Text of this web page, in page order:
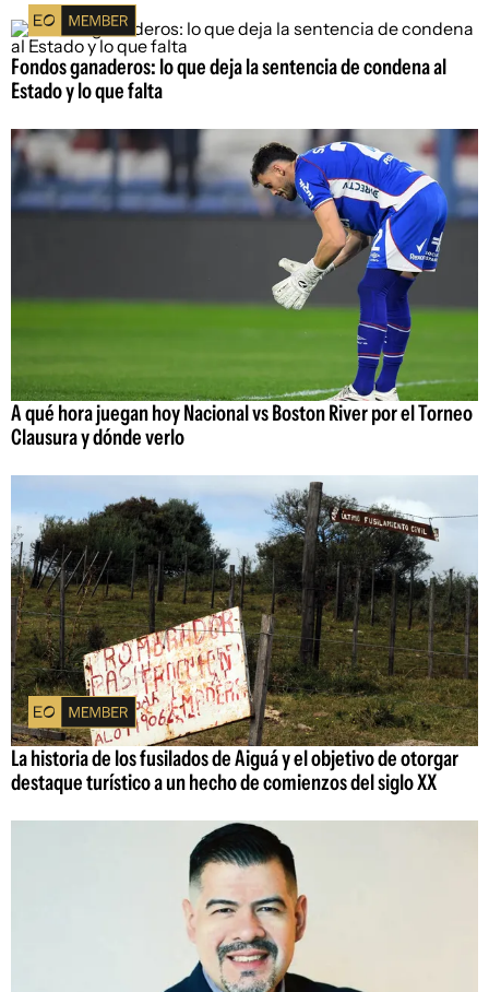
Fondos ganaderos: lo que deja la sentencia de condena al
Estado y lo que falta
A qué hora juegan hoy Nacional vs Boston River por el Torneo
Clausura y dónde verlo
La historia de los fusilados de Aiguá y el objetivo de otorgar
destaque turístico a un hecho de comienzos del siglo XX